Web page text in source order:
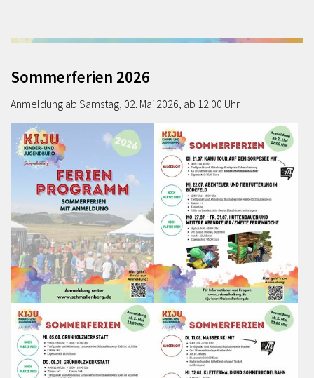
Sommerferien 2026
Anmeldung ab Samstag, 02. Mai 2026, ab 12:00 Uhr